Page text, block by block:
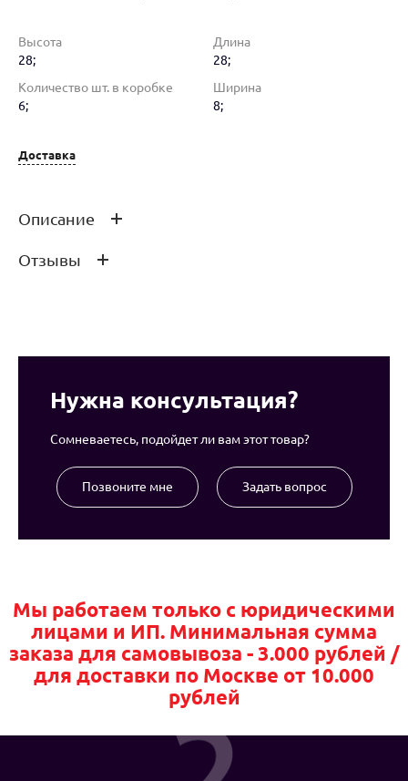
Высота
28;
Длина
28;
Количество шт. в коробке
6;
Ширина
8;
Доставка
Описание
Royal Whitehall Тарелка обеденная 26,5 см
Отзывы
Нужна консультация?
Сомневаетесь, подойдет ли вам этот товар?
Позвоните мне Задать вопрос
Мы работаем только с юридическими
лицами и ИП. Минимальная сумма
заказа для самовывоза - 3.000 рублей /
для доставки по Москве от 10.000
рублей